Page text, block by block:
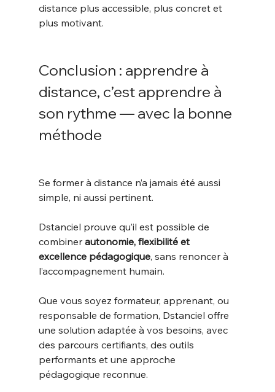
distance plus accessible, plus concret et
plus motivant.
Conclusion : apprendre à
distance, c’est apprendre à
son rythme — avec la bonne
méthode
Se former à distance n’a jamais été aussi
simple, ni aussi pertinent.
Dstanciel prouve qu’il est possible de
combiner autonomie, flexibilité et
excellence pédagogique, sans renoncer à
l’accompagnement humain.
Que vous soyez formateur, apprenant, ou
responsable de formation, Dstanciel offre
une solution adaptée à vos besoins, avec
des parcours certifiants, des outils
performants et une approche
pédagogique reconnue.